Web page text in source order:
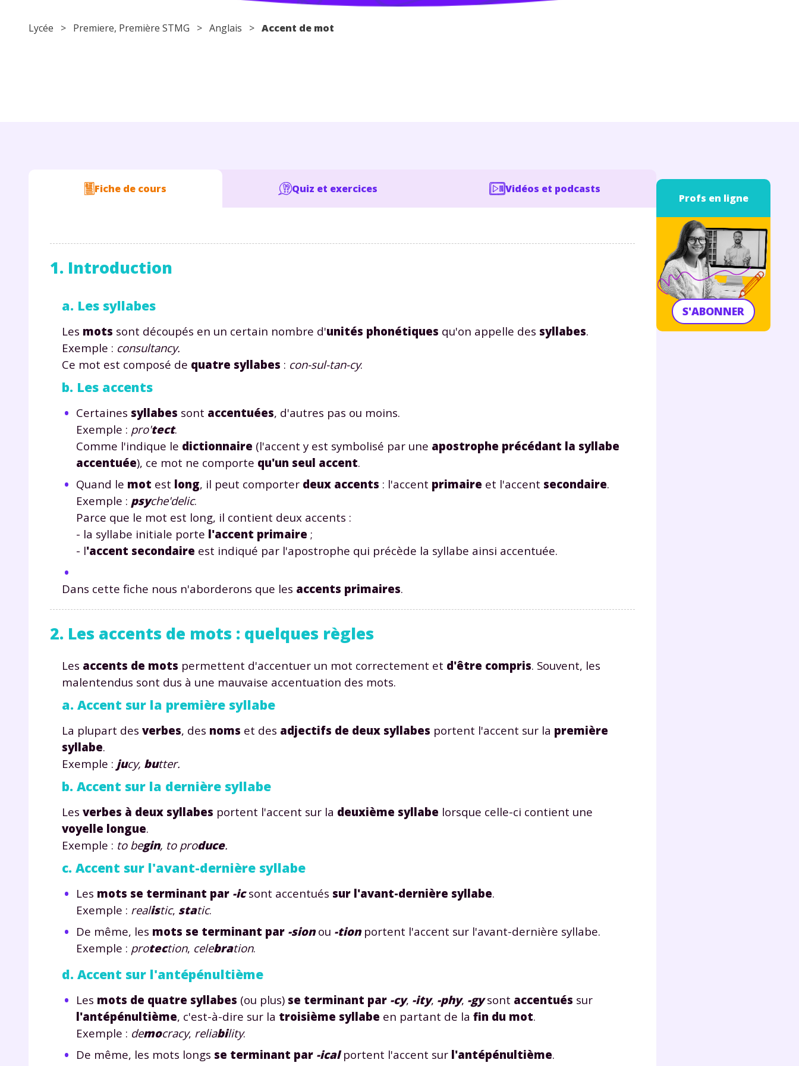
Lycée > Premiere, Première STMG > Anglais > Accent de mot
Fiche de cours Quiz et exercices Vidéos et podcasts
1. Introduction
a. Les syllabes
Les mots sont découpés en un certain nombre d'unités phonétiques qu'on appelle des syllabes.
Exemple : consultancy.
Ce mot est composé de quatre syllabes : con-sul-tan-cy.
b. Les accents
Certaines syllabes sont accentuées, d'autres pas ou moins.
Exemple : pro'tect.
Comme l'indique le dictionnaire (l'accent y est symbolisé par une apostrophe précédant la syllabe
accentuée), ce mot ne comporte qu'un seul accent.
Quand le mot est long, il peut comporter deux accents : l'accent primaire et l'accent secondaire.
Exemple : psyche'delic.
Parce que le mot est long, il contient deux accents :
- la syllabe initiale porte l'accent primaire ;
- l'accent secondaire est indiqué par l'apostrophe qui précède la syllabe ainsi accentuée.
Dans cette fiche nous n'aborderons que les accents primaires.
2. Les accents de mots : quelques règles
Les accents de mots permettent d'accentuer un mot correctement et d'être compris. Souvent, les
malentendus sont dus à une mauvaise accentuation des mots.
a. Accent sur la première syllabe
La plupart des verbes, des noms et des adjectifs de deux syllabes portent l'accent sur la première
syllabe.
Exemple : jucy, butter.
b. Accent sur la dernière syllabe
Les verbes à deux syllabes portent l'accent sur la deuxième syllabe lorsque celle-ci contient une
voyelle longue.
Exemple : to begin, to produce.
c. Accent sur l'avant-dernière syllabe
Les mots se terminant par -icsont accentués sur l'avant-dernière syllabe.
Exemple : realistic, static.
De même, les mots se terminant par -sionou -tionportent l'accent sur l'avant-dernière syllabe.
Exemple : protection, celebration.
d. Accent sur l'antépénultième
Les mots de quatre syllabes (ou plus) se terminant par -cy, -ity, -phy, -gysont accentués sur
l'antépénultième, c'est-à-dire sur la troisième syllabe en partant de la fin du mot.
Exemple : democracy, reliability.
De même, les mots longs se terminant par -icalportent l'accent sur l'antépénultième.
Profs en ligne
S'ABONNER
Envie de progresser et de
réussir votre année scolaire ?
Testez gratuitement pendant 24h
notre plateforme de soutien scolaire !
exercices corrigés,
du CP à la Terminale